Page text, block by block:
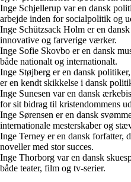
Inge Schjellerup var en dansk
arbejde inden for socialpolitik og
Inge Schützsack Holm er en
innovative og farverige værker.
Inge Sofie Skovbo er en dansk
både nationalt og internationalt.
Inge Støjberg er en dansk
er en kendt skikkelse i dansk
Inge Sunesen var en dansk
for sit bidrag til kristendommens
Inge Sørensen er en dansk
internationale mesterskaber og
Inge Terney er en dansk forfatter,
noveller med stor succes.
Inge Thorborg var en dansk
både teater, film og tv-serier.